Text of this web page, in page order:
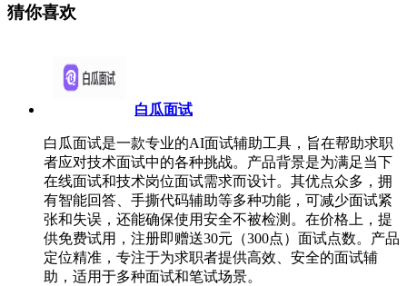
猜你喜欢
白瓜面试
白瓜面试是一款专业的AI面试辅助工具，旨在帮助求职
者应对技术面试中的各种挑战。产品背景是为满足当下
在线面试和技术岗位面试需求而设计。其优点众多，拥
有智能回答、手撕代码辅助等多种功能，可减少面试紧
张和失误，还能确保使用安全不被检测。在价格上，提
供免费试用，注册即赠送30元（300点）面试点数。产品
定位精准，专注于为求职者提供高效、安全的面试辅
助，适用于多种面试和笔试场景。